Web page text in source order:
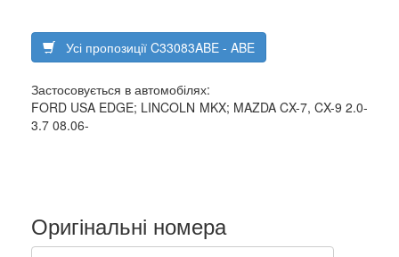
Усі пропозиції C33083ABE - ABE
Застосовується в автомобілях:
FORD USA EDGE; LINCOLN MKX; MAZDA CX-7, CX-9 2.0-
3.7 08.06-
Оригінальні номера